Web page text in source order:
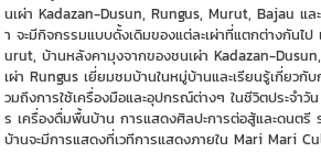
นเผ่า Kadazan-Dusun, Rungus, Murut, Bajau แล
า จะมีกิจกรรมแบบดั้งเดิมของแต่ละเผ่าที่แตกต่างกันไ
urut, บ้านหลังคามุงจากของชนเผ่า Kadazan-
เผ่า Rungus เยี่ยมชมบ้านในหมู่บ้านและเรียนรู้เกี่ยวกั
วมถึงการใช้เครื่องมือและอุปกรณ์ต่างๆ ในชีวิตประจำวั
ร เครื่องดื่มพื้นบ้าน การแสดงศิลปะการต่อสู้และดนตรี
บ้านจะมีการแสดงที่เวทีการแสดงภายใน Mari Mari